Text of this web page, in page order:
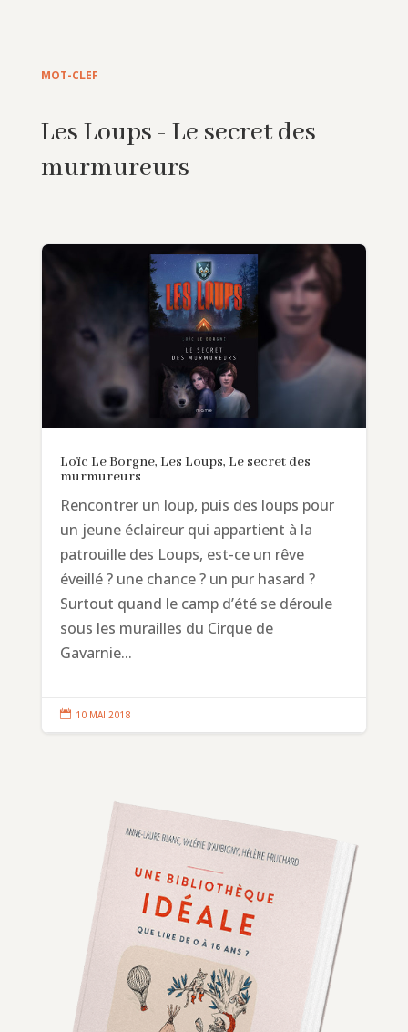
MOT-CLEF
Les Loups - Le secret des
murmureurs
Loïc Le Borgne, Les Loups, Le secret des
murmureurs
Rencontrer un loup, puis des loups pour
un jeune éclaireur qui appartient à la
patrouille des Loups, est-ce un rêve
éveillé ? une chance ? un pur hasard ?
Surtout quand le camp d’été se déroule
sous les murailles du Cirque de
Gavarnie...
 10 MAI 2018